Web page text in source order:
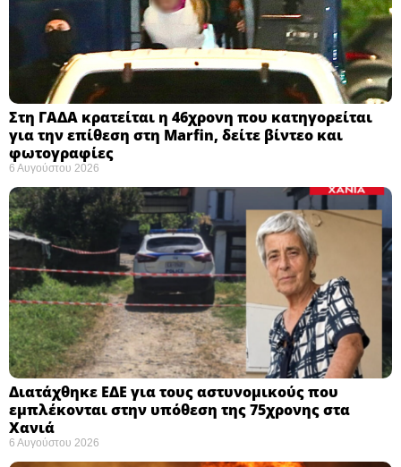
Στη ΓΑΔΑ κρατείται η 46χρονη που κατηγορείται
για την επίθεση στη Marfin, δείτε βίντεο και
φωτογραφίες
6 Αυγούστου 2026
Διατάχθηκε ΕΔΕ για τους αστυνομικούς που
εμπλέκονται στην υπόθεση της 75χρονης στα
Χανιά
6 Αυγούστου 2026